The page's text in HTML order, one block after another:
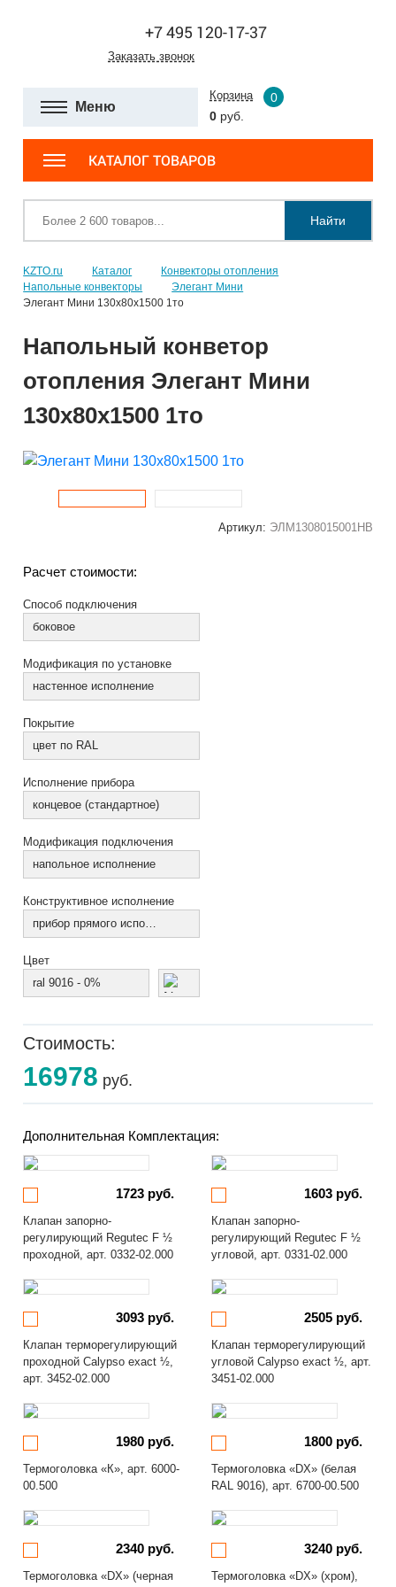
+7 495 120-17-37
Заказать звонок
Меню
Корзина
0
0 руб.
КАТАЛОГ ТОВАРОВ
Найти
KZTO.ru Каталог
Конвекторы отопления
Напольные конвекторы
Элегант Мини
Элегант Мини 130x80x1500 1то
Напольный конветор
отопления Элегант Мини
130x80x1500 1то
Артикул: ЭЛМ1308015001НВ
Расчет стоимости:
Способ подключения
боковое
Модификация по установке
настенное исполнение
Покрытие
цвет по RAL
Исполнение прибора
концевое (стандартное)
Модификация подключения
напольное исполнение
Конструктивное исполнение
прибор прямого исполнения
Цвет
ral 9016 - 0%
Стоимость:
16978 руб.
Дополнительная Комплектация:
1723 руб.
Клапан запорно-
регулирующий Regutec F ½
проходной, арт. 0332-02.000
1603 руб.
Клапан запорно-
регулирующий Regutec F ½
угловой, арт. 0331-02.000
3093 руб.
Клапан терморегулирующий
проходной Calypso exact ½,
арт. 3452-02.000
2505 руб.
Клапан терморегулирующий
угловой Calypso exact ½, арт.
3451-02.000
1980 руб.
Термоголовка «К», арт. 6000-
00.500
1800 руб.
Термоголовка «DX» (белая
RAL 9016), арт. 6700-00.500
2340 руб.
Термоголовка «DX» (черная
3240 руб.
Термоголовка «DX» (хром),